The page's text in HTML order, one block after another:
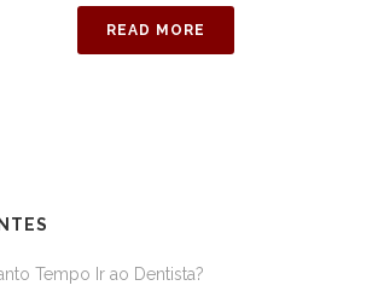
READ MORE
Tempo Ir ao Dentista?